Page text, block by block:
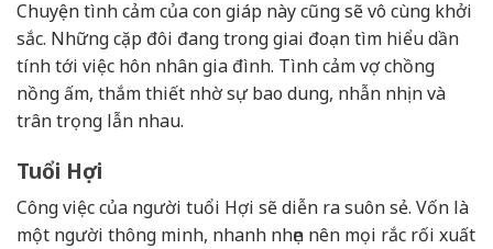
Chuyện tình cảm của con giáp này cũng sẽ vô cùng khởi
sắc. Những cặp đôi đang trong giai đoạn tìm hiểu dần
tính tới việc hôn nhân gia đình. Tình cảm vợ chồng
nồng ấm, thắm thiết nhờ sự bao dung, nhẫn nhịn và
trân trọng lẫn nhau.
Tuổi Hợi
Công việc của người tuổi Hợi sẽ diễn ra suôn sẻ. Vốn là
một người thông minh, nhanh nhẹn nên mọi rắc rối xuất